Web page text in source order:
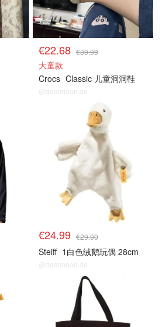
€22.68 €39.99
大童款
Crocs Classic 儿童洞洞鞋
@dealmoon.de
€24.99 €29.90
Steiff 1白色绒鹅玩偶 28cm
@dealmoon.de